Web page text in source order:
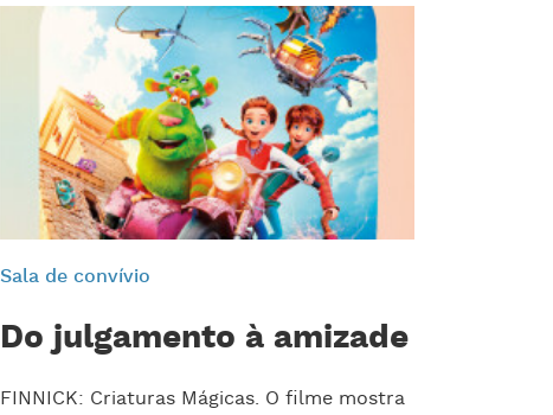
Sala de convívio
Do julgamento à amizade
FINNICK: Criaturas Mágicas. O filme mostra